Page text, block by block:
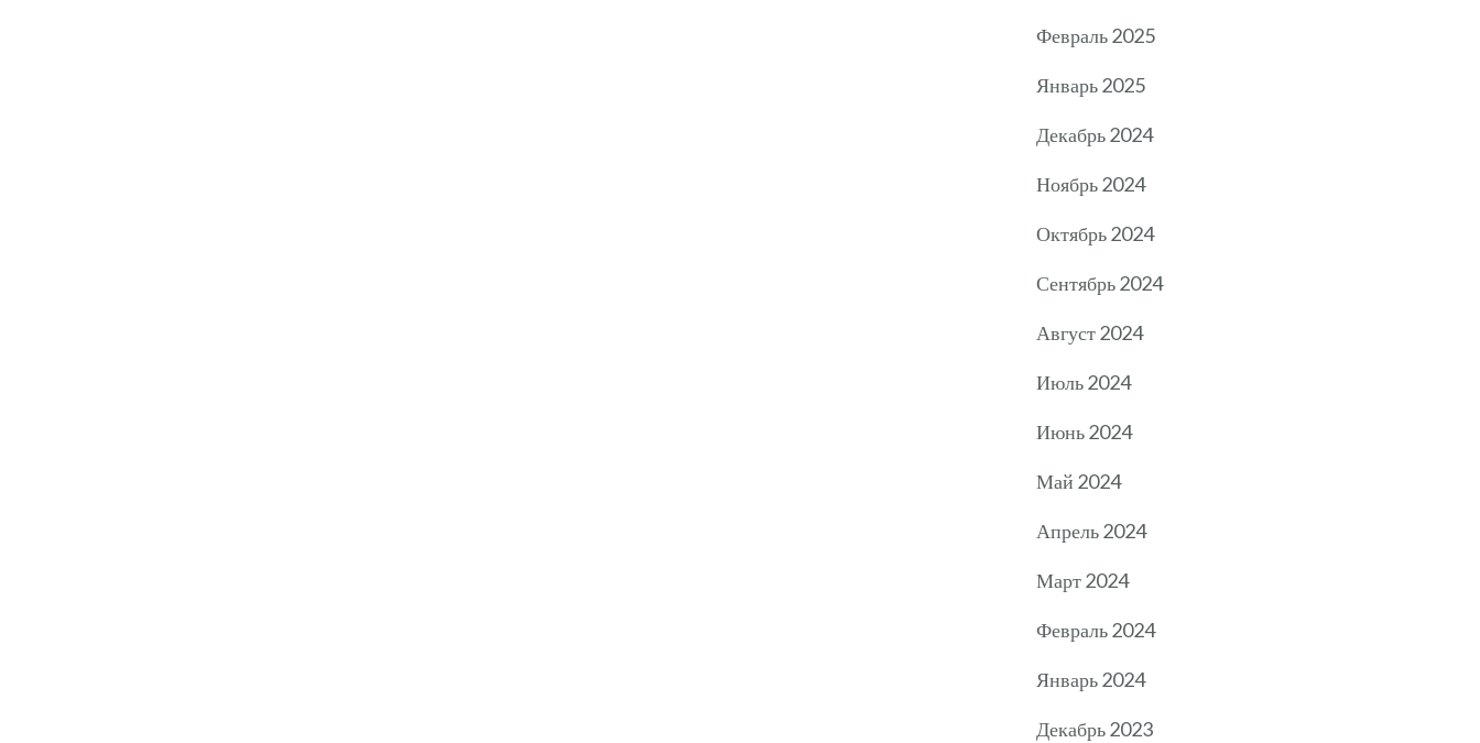
Февраль 2025
Январь 2025
Декабрь 2024
Ноябрь 2024
Октябрь 2024
Сентябрь 2024
Август 2024
Июль 2024
Июнь 2024
Май 2024
Апрель 2024
Март 2024
Февраль 2024
Январь 2024
Декабрь 2023